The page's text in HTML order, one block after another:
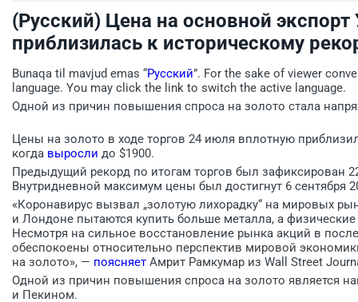
(Русский) Цена на основной экспорт
приблизилась к историческому
Bunaqa til mavjud emas “Русский”. For the sake of viewer
language. You may click the link to switch the active language.
Одной из причин повышения спроса на золото стала
Цены на золото в ходе торгов 24 июля вплотную
когда выросли до $1900.
Предыдущий рекорд по итогам торгов был зафиксирован
Внутридневной максимум цены был достигнут 6 сентября
«Коронавирус вызвал „золотую лихорадку“ на мировых
и Лондоне пытаются купить больше металла, а
Несмотря на сильное восстановление рынка акций в
обеспокоены относительно перспектив мировой
на золото», — поясняет Амрит Рамкумар из Wall Street
Одной из причин повышения спроса на золото является
и Пекином.